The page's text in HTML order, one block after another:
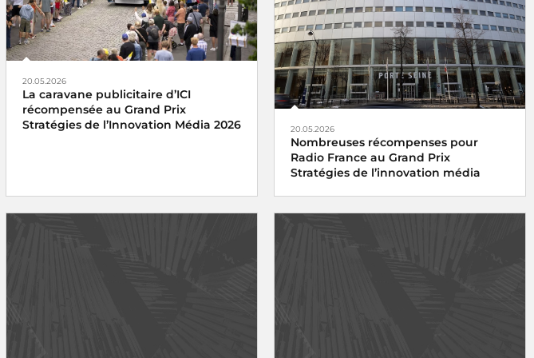
20.05.2026
La caravane publicitaire d’ICI
récompensée au Grand Prix
Stratégies de l’Innovation Média 2026
20.05.2026
Nombreuses récompenses pour
Radio France au Grand Prix
Stratégies de l’innovation média